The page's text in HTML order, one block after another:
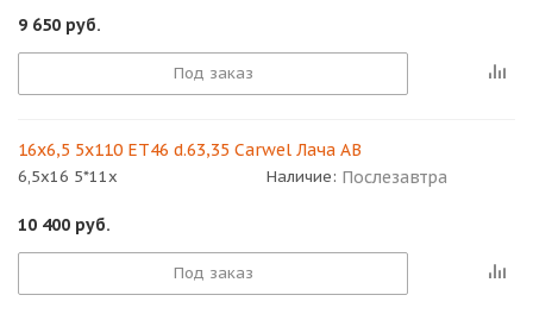
9 650 руб.
Под заказ
16x6,5 5x110 ET46 d.63,35 Carwel Лача AB
6,5x16 5*11x Наличие: Послезавтра
10 400 руб.
Под заказ